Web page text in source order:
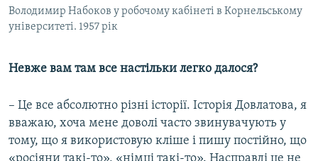
Володимир Набоков у робочому кабінеті в Корнельському
університеті. 1957 рік
Невже вам там все настільки легко далося?
– Це все абсолютно різні історії. Історія Довлатова, я
вважаю, хоча мене доволі часто звинувачують у
тому, що я використовую кліше і пишу постійно, що